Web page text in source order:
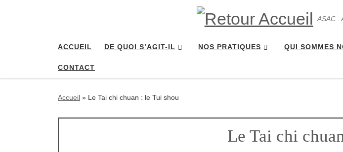
ASAC :
ACCUEIL DE QUOI S’AGIT-IL NOS PRATIQUES QUI SOMMES
CONTACT
Accueil » Le Tai chi chuan : le Tui shou
Le Tai chi